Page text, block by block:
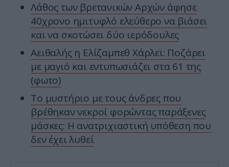
Λάθος των βρετανικών Αρχών άφησε
40χρονο ημιτυφλό ελεύθερο να βιάσει
και να σκοτώσει δύο ιερόδουλες
Αειθαλής η Ελίζαμπεθ Χάρλεϊ: Ποζάρει
με μαγιό και εντυπωσιάζει στα 61 της
(φωτο)
Το μυστήριο με τους άνδρες που
βρέθηκαν νεκροί φορώντας παράξενες
μάσκες: Η ανατριχιαστική υπόθεση που
δεν έχει λυθεί